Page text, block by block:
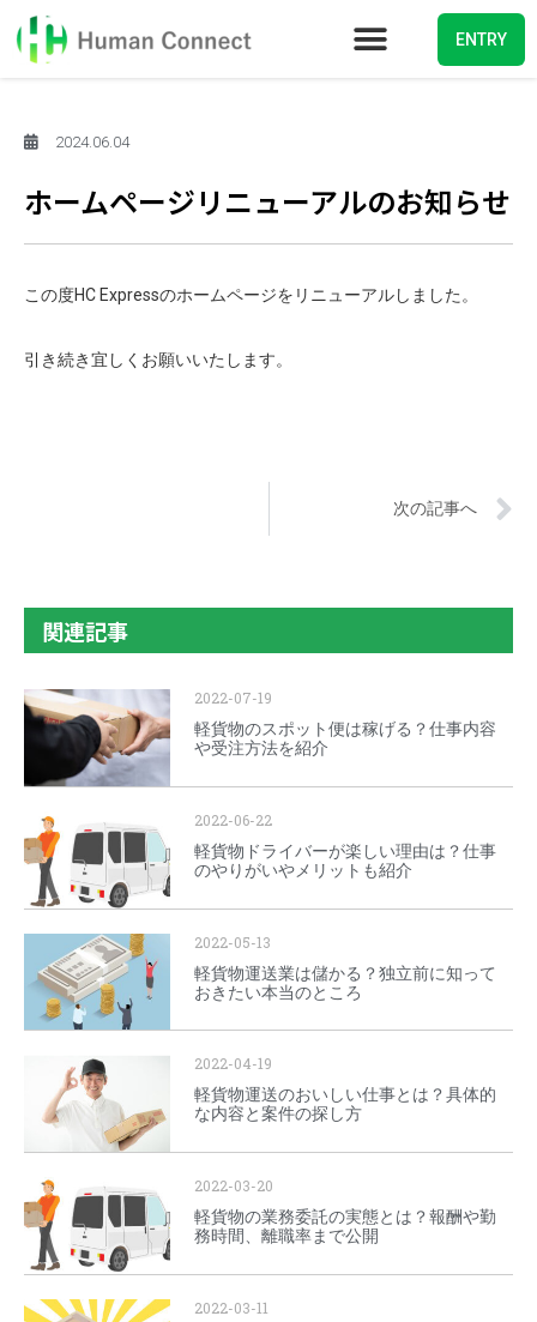
ENTRY
2024.06.04
ホームページリニューアルのお知らせ
この度HC Expressのホームページをリニューアルしました。
引き続き宜しくお願いいたします。
次の記事へ
関連記事
軽貨物のスポット便は稼げる？仕事内容
や受注方法を紹介
2022-07-19
軽貨物ドライバーが楽しい理由は？仕事
のやりがいやメリットも紹介
2022-06-22
軽貨物運送業は儲かる？独立前に知って
おきたい本当のところ
2022-05-13
軽貨物運送のおいしい仕事とは？具体的
な内容と案件の探し方
2022-04-19
軽貨物の業務委託の実態とは？報酬や勤
務時間、離職率まで公開
2022-03-20
2022-03-11